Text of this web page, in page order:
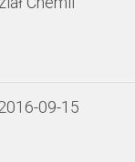
09-15